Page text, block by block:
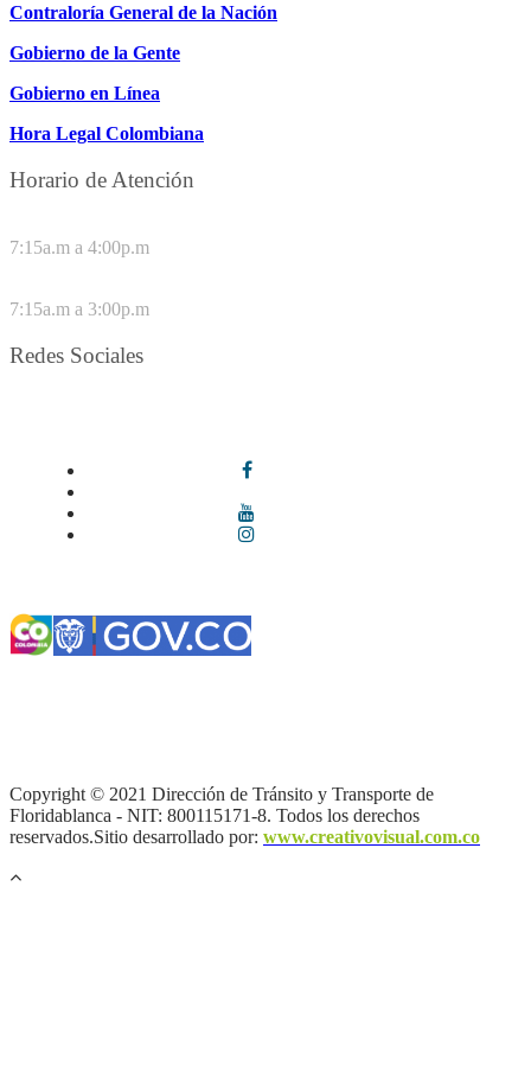
Contraloría General de la Nación
Gobierno de la Gente
Gobierno en Línea
Hora Legal Colombiana
Horario de Atención
7:15a.m a 4:00p.m
7:15a.m a 3:00p.m
Redes Sociales
Copyright © 2021 Dirección de Tránsito y Transporte de
Floridablanca - NIT: 800115171-8. Todos los derechos
reservados.Sitio desarrollado por: www.creativovisual.com.co